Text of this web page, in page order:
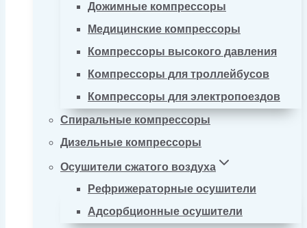
Дожимные компрессоры
Медицинские компрессоры
Компрессоры высокого давления
Компрессоры для троллейбусов
Компрессоры для электропоездов
Спиральные компрессоры
Дизельные компрессоры
Осушители сжатого воздуха
Рефрижераторные осушители
Адсорбционные осушители